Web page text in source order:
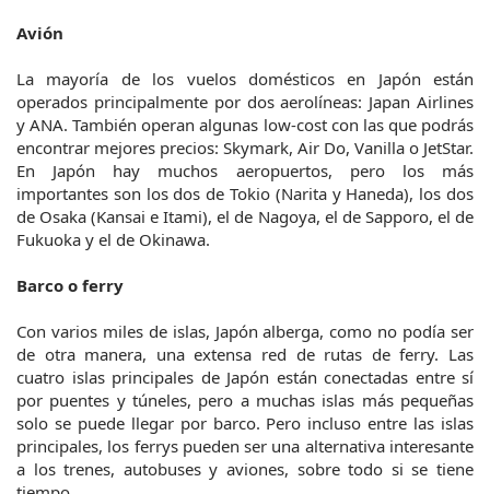
Avión
La mayoría de los vuelos domésticos en Japón están
operados principalmente por dos aerolíneas: Japan Airlines
y ANA. También operan algunas low-cost con las que podrás
encontrar mejores precios: Skymark, Air Do, Vanilla o JetStar.
En Japón hay muchos aeropuertos, pero los más
importantes son los dos de Tokio (Narita y Haneda), los dos
de Osaka (Kansai e Itami), el de Nagoya, el de Sapporo, el de
Fukuoka y el de Okinawa.
Barco o ferry
Con varios miles de islas, Japón alberga, como no podía ser
de otra manera, una extensa red de rutas de ferry. Las
cuatro islas principales de Japón están conectadas entre sí
por puentes y túneles, pero a muchas islas más pequeñas
solo se puede llegar por barco. Pero incluso entre las islas
principales, los ferrys pueden ser una alternativa interesante
a los trenes, autobuses y aviones, sobre todo si se tiene